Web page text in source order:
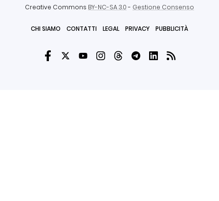
Creative Commons BY-NC-SA 3.0- Gestione Consenso
CHI SIAMO CONTATTI LEGAL PRIVACY PUBBLICITÀ